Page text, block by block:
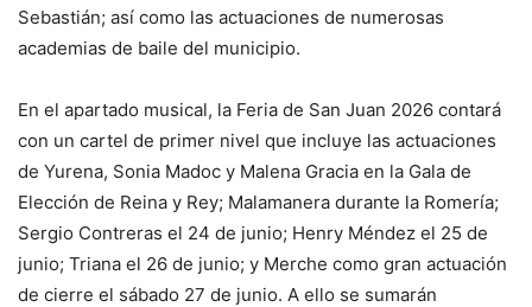
Sebastián; así como las actuaciones de numerosas
academias de baile del municipio.
En el apartado musical, la Feria de San Juan 2026 contará
con un cartel de primer nivel que incluye las actuaciones
de Yurena, Sonia Madoc y Malena Gracia en la Gala de
Elección de Reina y Rey; Malamanera durante la Romería;
Sergio Contreras el 24 de junio; Henry Méndez el 25 de
junio; Triana el 26 de junio; y Merche como gran actuación
de cierre el sábado 27 de junio. A ello se sumarán